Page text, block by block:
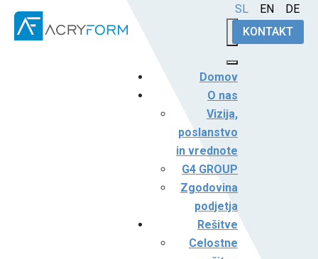
Izberite vaš jezik SL EN DE
Domov
O nas
Vizija,
poslanstvo
in vrednote
G4 GROUP
Zgodovina
podjetja
Rešitve
Celostne
KONTAKT